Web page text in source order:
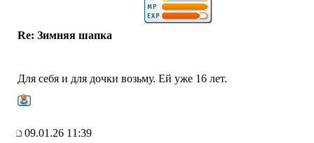
Re: Зимняя шапка
Для себя и для дочки возьму. Ей уже 16 лет.
09.01.26 11:39